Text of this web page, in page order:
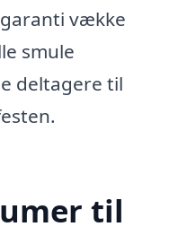
vække
smule
deltagere til
til